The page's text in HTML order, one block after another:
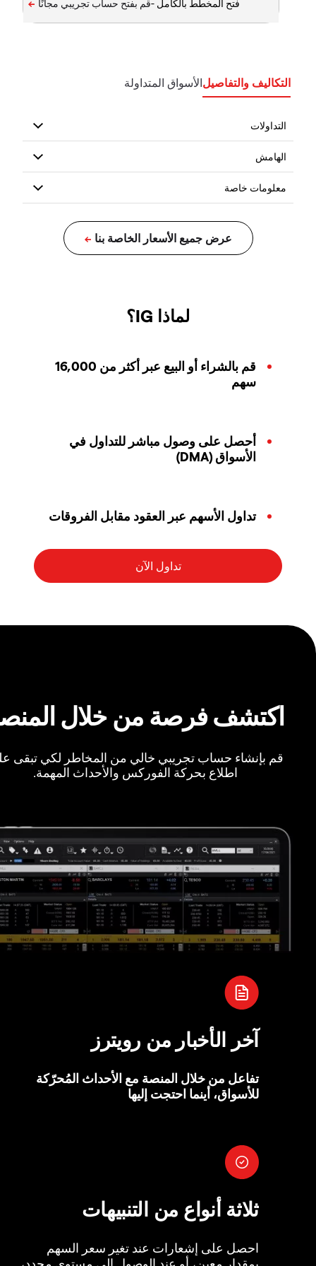
فتح المخطط بالكامل -
التكاليف والتفاصيلالأسواق المتداولة
لماذا IG؟
قم بالشراء أو البيع عبر أكثر من 16,000
سهم
أحصل على وصول مباشر للتداول في
الأسواق (DMA)
تداول الأسهم عبر العقود مقابل الفروقات
اكتشف فرصة من خلال
قم بإنشاء حساب تجريبي خالي من المخاطر لكي تبقى
اطلاع بحركة الفوركس والأحداث المهمة.
آخر الأخبار من رويترز
تفاعل من خلال المنصة مع الأحداث المُحرّكة
للأسواق، أينما احتجت إليها
ثلاثة أنواع من التنبيهات
احصل على إشعارات عند تغير سعر السهم